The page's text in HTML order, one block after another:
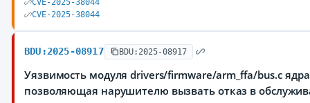
CVE-2025-38044
CVE-2025-38044
BDU:2025-08917 BDU:2025-08917
Уязвимость модуля drivers/firmware/arm_ffa/bus.c
позволяющая нарушителю вызвать отказ в